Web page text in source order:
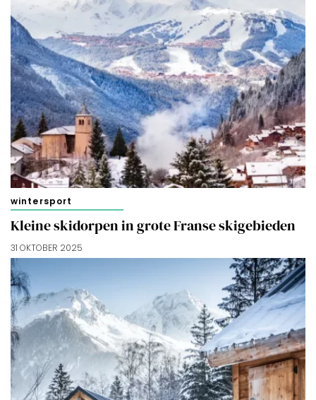
wintersport
Kleine skidorpen in grote Franse skigebieden
31 OKTOBER 2025